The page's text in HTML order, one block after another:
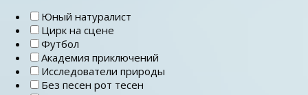
Юный натуралист
Цирк на сцене
Футбол
Академия приключений
Исследователи природы
Без песен рот тесен